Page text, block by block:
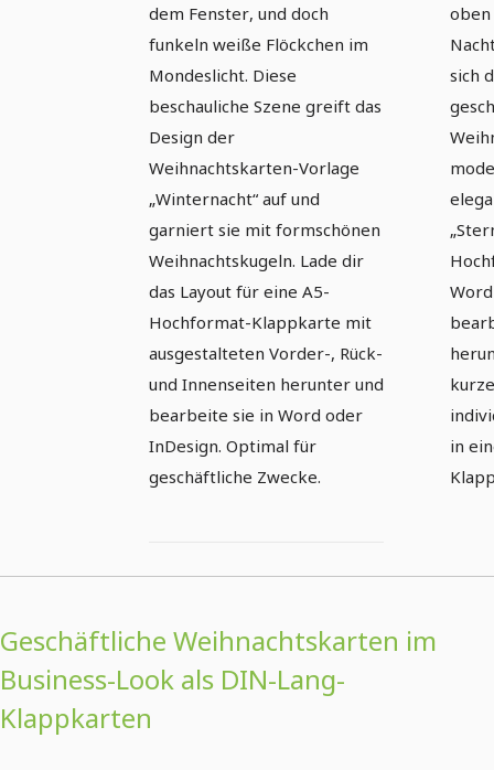
Vorlage (A5 hoch)
dem Fenster, und doch
funkeln weiße Flöckchen im
Mondeslicht. Diese
beschauliche Szene greift das
Design der
Weihnachtskarten-Vorlage
„Winternacht“ auf und
garniert sie mit formschönen
Weihnachtskugeln. Lade dir
das Layout für eine A5-
Hochformat-Klappkarte mit
ausgestalteten Vorder-, Rück-
und Innenseiten herunter und
bearbeite sie in Word oder
InDesign. Optimal für
geschäftliche Zwecke.
oben
sich
in
Geschäftliche Weihnachtskarten im
Business-Look als DIN-Lang-
Klappkarten